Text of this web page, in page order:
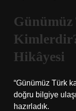
Günümüz
Hikâyesi
“Günümüz Türk
doğru bilgiye
hazırladık.